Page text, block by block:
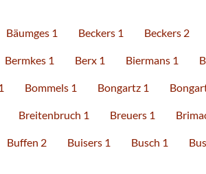
Bäumges 1 Beckers 1 Beckers 2
Bermkes 1 Berx 1 Biermans 1
Bommels 1 Bongartz 1
Breitenbruch 1 Breuers 1
Buffen 2 Buisers 1 Busch 1